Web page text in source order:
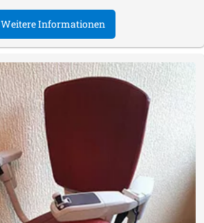
Weitere Informationen